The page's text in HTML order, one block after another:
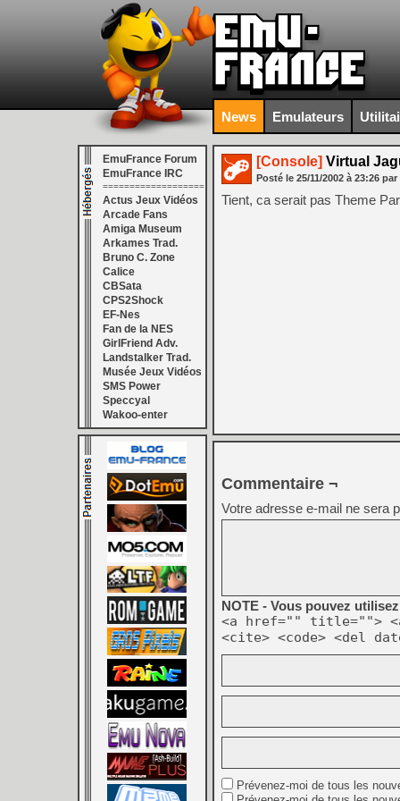
News Emulateurs
EmuFrance Forum
EmuFrance IRC
===================
Actus Jeux Vidéos
Arcade Fans
Amiga Museum
Arkames Trad.
Bruno C. Zone
Calice
CBSata
CPS2Shock
EF-Nes
Fan de la NES
GirlFriend Adv.
Landstalker Trad.
Musée Jeux Vidéos
SMS Power
Speccyal
Wakoo-enter
[Console] Virtual
Posté le 25/11/2002 à 23:26 par
Tient, ca serait pas Theme
Commentaire ¬
Votre adresse e-mail ne sera
NOTE - Vous pouvez
<a href="" title="">
<cite> <code> <del
Prévenez-moi de tous les